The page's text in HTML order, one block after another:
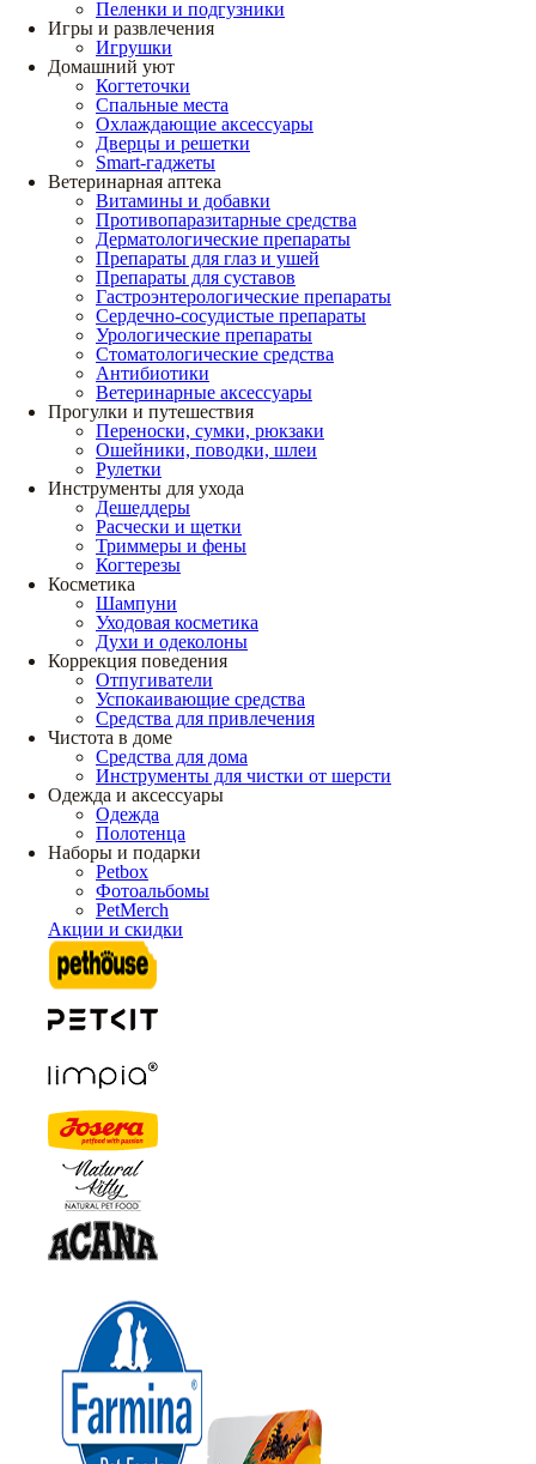
Пеленки и подгузники
Игры и развлечения
Игрушки
Домашний уют
Когтеточки
Спальные места
Охлаждающие аксессуары
Дверцы и решетки
Smart-гаджеты
Ветеринарная аптека
Витамины и добавки
Противопаразитарные средства
Дерматологические препараты
Препараты для глаз и ушей
Препараты для суставов
Гастроэнтерологические препараты
Сердечно-сосудистые препараты
Урологические препараты
Стоматологические средства
Антибиотики
Ветеринарные аксессуары
Прогулки и путешествия
Переноски, сумки, рюкзаки
Ошейники, поводки, шлеи
Рулетки
Инструменты для ухода
Дешеддеры
Расчески и щетки
Триммеры и фены
Когтерезы
Косметика
Шампуни
Уходовая косметика
Духи и одеколоны
Коррекция поведения
Отпугиватели
Успокаивающие средства
Средства для привлечения
Чистота в доме
Средства для дома
Инструменты для чистки от шерсти
Одежда и аксессуары
Одежда
Полотенца
Наборы и подарки
Petbox
Фотоальбомы
PetMerch
Акции и скидки